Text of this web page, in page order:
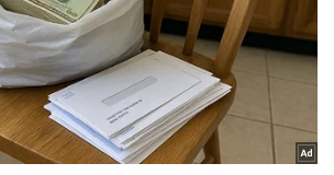
Thị trường
Giá vàng
Tiêu dùng
Tỷ giá
Chứng khoán